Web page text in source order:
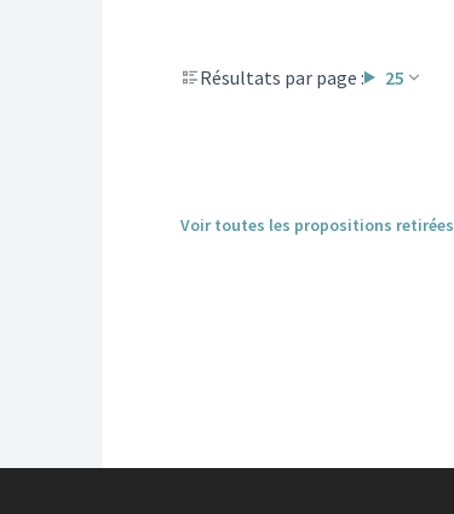
Résultats par page : 25
Voir toutes les propositions retirées